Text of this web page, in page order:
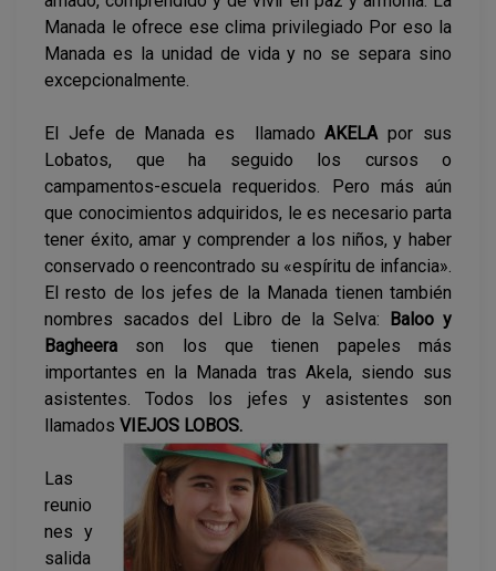
Manada le ofrece ese clima privilegiado Por eso la
Manada es la unidad de vida y no se separa sino
excepcionalmente.
El Jefe de Manada es llamadoAKELApor sus
Lobatos, que ha seguido los cursos o
campamentos-escuela requeridos. Pero más aún
que conocimientos adquiridos, le es necesario parta
tener éxito, amar y comprender a los niños, y haber
conservado o reencontrado su «espíritu de infancia».
El resto de los jefes de la Manada tienen también
nombres sacados del Libro de la Selva:
Baloo y
Bagheera son los que tienen papeles más
importantes en la Manada tras Akela, siendo sus
asistentes. Todos los jefes y asistentes son
llamados VIEJOS LOBOS.
Las
reunio
nes y
salida